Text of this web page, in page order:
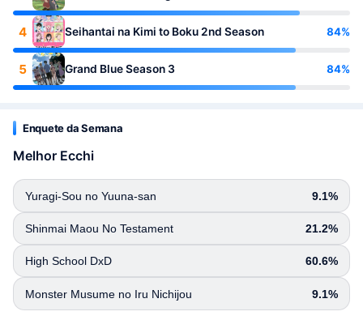
4 Seihantai na Kimi to Boku 2nd Season 84%
5 Grand Blue Season 3 84%
Enquete da Semana
Melhor Ecchi
Yuragi-Sou no Yuuna-san 9.1%
Shinmai Maou No Testament 21.2%
High School DxD 60.6%
Monster Musume no Iru Nichijou 9.1%